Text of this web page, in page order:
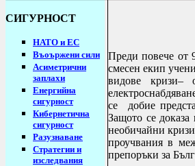
СИГУРНОСТ
НАТО и ЕС
Въоържени сили
Асиметрични
заплахи
Енергийна
сигурност
Кибернетична
сигурност
Разузнаване
Стратегии и
изследвания
Преди повече от
смесен екип
видове кризи–
се добие
Защото се
необичайни
проучвания в
препоръки за